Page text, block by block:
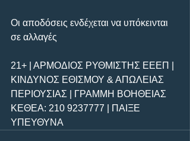
Οι αποδόσεις ενδέχεται να υπόκεινται
σε αλλαγές
21+ | ΑΡΜΟΔΙΟΣ ΡΥΘΜΙΣΤΗΣ ΕΕΕΠ |
ΚΙΝΔΥΝΟΣ ΕΘΙΣΜΟΥ & ΑΠΩΛΕΙΑΣ
ΠΕΡΙΟΥΣΙΑΣ | ΓΡΑΜΜΗ ΒΟΗΘΕΙΑΣ
ΚΕΘΕΑ: 210 9237777 | ΠΑΙΞΕ
ΥΠΕΥΘΥΝΑ